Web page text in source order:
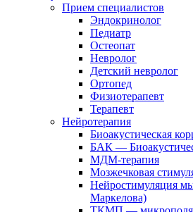
Прием специалистов
Эндокринолог
Педиатр
Остеопат
Невролог
Детский невролог
Ортопед
Физиотерапевт
Терапевт
Нейротерапия
Биоакустическая
БАК —
МДМ-терапия
Мозжечковая
Нейростимуляция
Маркелова)